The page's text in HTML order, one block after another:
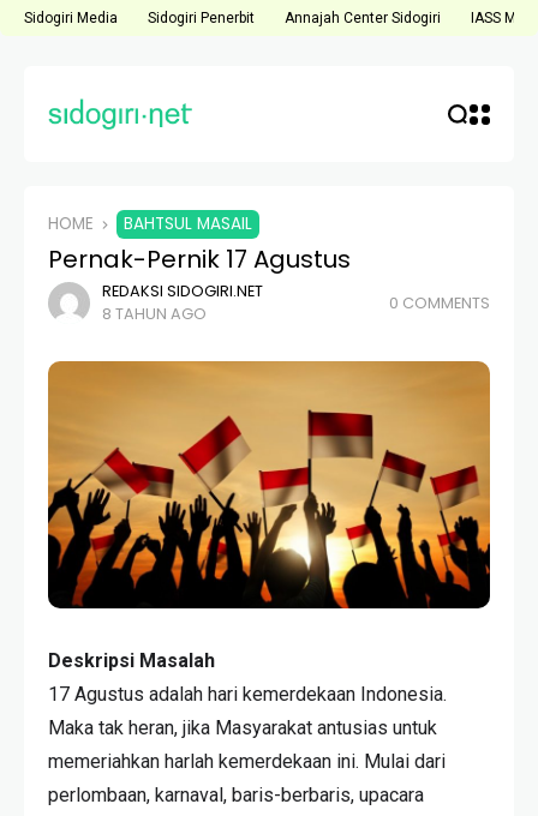
Sidogiri Media Sidogiri Penerbit Annajah Center Sidogiri IASS
HOME BAHTSUL MASAIL
Pernak-Pernik 17 Agustus
REDAKSI SIDOGIRI.NET
8 TAHUN AGO
0 COMMENTS
Deskripsi Masalah
17 Agustus adalah hari kemerdekaan Indonesia.
Maka tak heran, jika Masyarakat antusias untuk
memeriahkan harlah kemerdekaan ini. Mulai dari
perlombaan, karnaval, baris-berbaris, upacara